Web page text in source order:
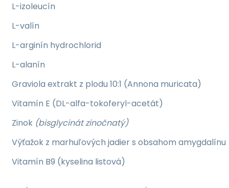
L-izoleucín
L-valín
L-arginín hydrochlorid
L-alanín
Graviola extrakt z plodu 10:1 (Annona muricata)
Vitamín E (DL-alfa-tokoferyl-acetát)
Zinok (bisglycinát zinočnatý)
Výťažok z marhuľových jadier s obsahom amygdalínu
Vitamín B9 (kyselina listová)